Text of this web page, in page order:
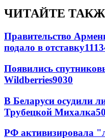
ЧИТАЙТЕ
Правительство
подало в отставку
Появились
Wildberries9030
В Беларуси осудили
Трубецкой Михалка
РФ активизировала